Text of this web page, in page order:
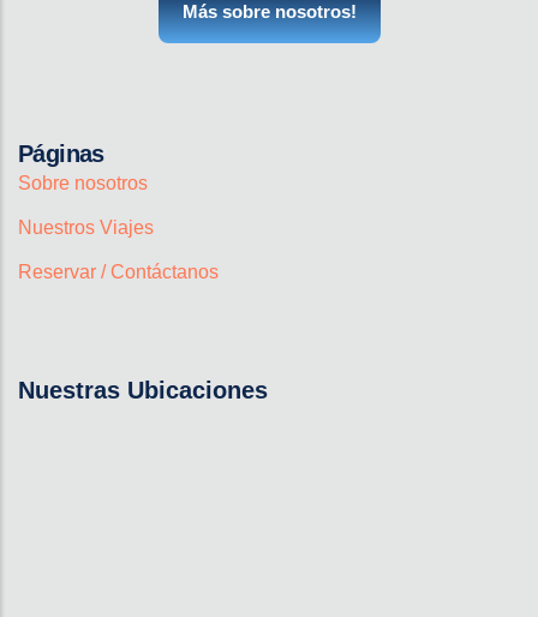
Más sobre nosotros!
Páginas
Sobre nosotros
Nuestros Viajes
Reservar / Contáctanos
Nuestras Ubicaciones